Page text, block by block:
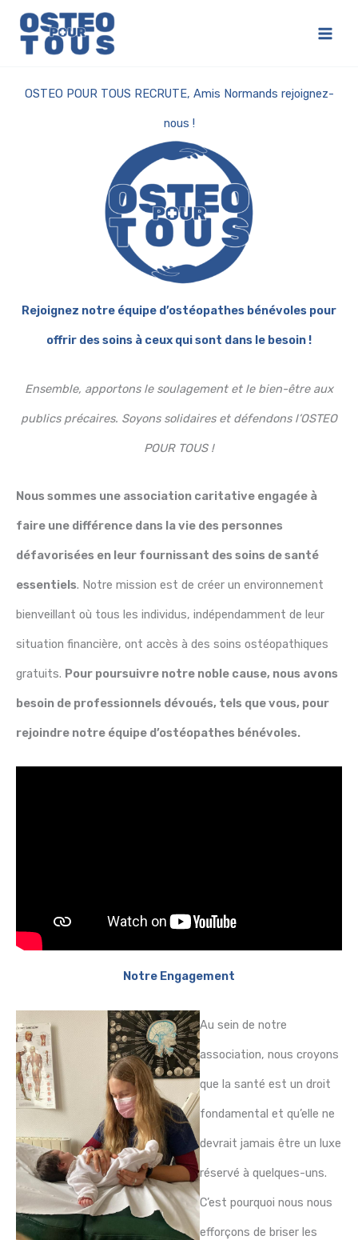
Aller
OSTEO POUR TOUS RECRUTE, Amis Normands rejoignez-
nous !
Rejoignez notre équipe d’ostéopathes bénévoles pour
offrir des soins à ceux qui sont dans le besoin !
Ensemble, apportons le soulagement et le bien-être aux
publics précaires. Soyons solidaires et défendons l’OSTEO
POUR TOUS !
Nous sommes une association caritative engagée à
faire une différence dans la vie des personnes
défavorisées en leur fournissant des soins de santé
essentiels. Notre mission est de créer un environnement
bienveillant où tous les individus, indépendamment de leur
situation financière, ont accès à des soins ostéopathiques
gratuits. Pour poursuivre notre noble cause, nous avons
besoin de professionnels dévoués, tels que vous, pour
rejoindre notre équipe d’ostéopathes bénévoles.
Notre Engagement
Au sein de notre
association, nous croyons
que la santé est un droit
fondamental et qu’elle ne
devrait jamais être un luxe
réservé à quelques-uns.
C’est pourquoi nous nous
efforçons de briser les